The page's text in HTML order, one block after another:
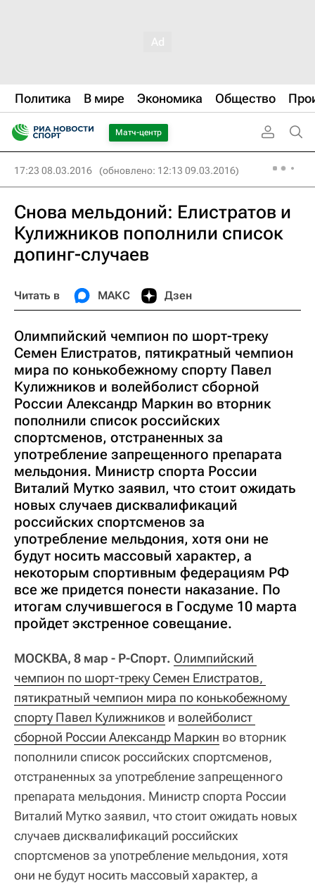
Политика В мире Экономика Общество
Матч-центр
17:23 08.03.2016 (обновлено: 12:13 09.03.2016)
Снова мельдоний: Елистратов и
Кулижников пополнили список
допинг-случаев
Читать в МАКС Дзен
Олимпийский чемпион по шорт-треку
Семен Елистратов, пятикратный чемпион
мира по конькобежному спорту Павел
Кулижников и волейболист сборной
России Александр Маркин во вторник
пополнили список российских
спортсменов, отстраненных за
употребление запрещенного препарата
мельдония. Министр спорта России
Виталий Мутко заявил, что стоит ожидать
новых случаев дисквалификаций
российских спортсменов за
употребление мельдония, хотя они не
будут носить массовый характер, а
некоторым спортивным федерациям РФ
все же придется понести наказание. По
итогам случившегося в Госдуме 10 марта
пройдет экстренное совещание.
МОСКВА, 8 мар - Р-Спорт. Олимпийский
чемпион по шорт-треку Семен Елистратов,
пятикратный чемпион мира по конькобежному
спорту Павел Кулижников и волейболист
сборной России Александр Маркин во вторник
пополнили список российских спортсменов,
отстраненных за употребление запрещенного
препарата мельдония. Министр спорта России
Виталий Мутко заявил, что стоит ожидать новых
случаев дисквалификаций российских
спортсменов за употребление мельдония, хотя
они не будут носить массовый характер, а